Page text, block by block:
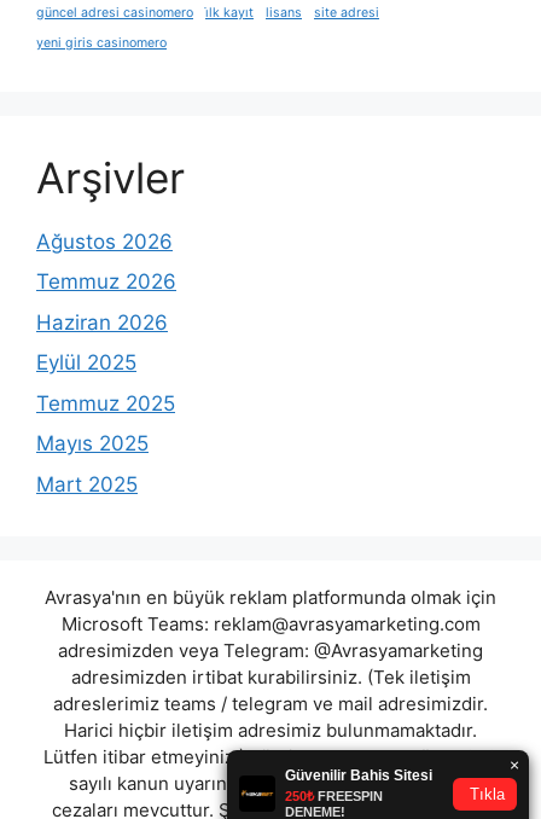
güncel adresi casinomero
i̇lk kayıt lisans
site adresi
yeni giris casinomero
Arşivler
Ağustos 2026
Temmuz 2026
Haziran 2026
Eylül 2025
Temmuz 2025
Mayıs 2025
Mart 2025
Avrasya'nın en büyük reklam platformunda olmak için
Microsoft Teams: reklam@avrasyamarketing.com
adresimizden veya Telegram: @Avrasyamarketing
adresimizden irtibat kurabilirsiniz. (Tek iletişim
adreslerimiz teams / telegram ve mail adresimizdir.
Harici hiçbir iletişim adresimiz bulunmamaktadır.
Lütfen itibar etmeyiniz.) Türkiye yasalarına göre 7258
sayılı kanun uyarınca yasa dışı bahis oynamanın
cezaları mevcuttur. Şu an bulunduğunuz site hiç bir